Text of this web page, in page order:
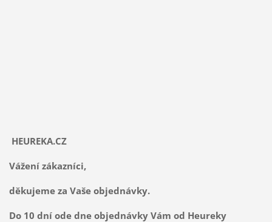
HEUREKA.CZ
Vážení zákazníci,
děkujeme za Vaše objednávky.
Do 10 dní ode dne objednávky Vám od Heureky